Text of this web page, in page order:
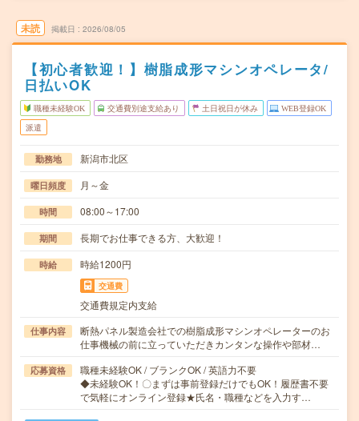
未読 掲載日 2026/08/05
【初心者歓迎！】樹脂成形マシンオペレータ/
日払いOK
職種未経験OK 交通費別途支給あり 土日祝日が休み WEB登録OK
派遣
勤務地 新潟市北区
曜日頻度 月～金
時間 08:00～17:00
期間 長期でお仕事できる方、大歓迎！
時給 時給1200円
交通費
交通費規定内支給
仕事内容
断熱パネル製造会社での樹脂成形マシンオペレーターのお
仕事機械の前に立っていただきカンタンな操作や部材…
応募資格
職種未経験OK / ブランクOK / 英語力不要
◆未経験OK！〇まずは事前登録だけでもOK！履歴書不要
で気軽にオンライン登録★氏名・職種などを入力す…